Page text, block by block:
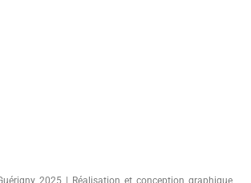
2025 | Réalisation et conception graphique